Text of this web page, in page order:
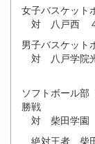
女子バスケット
対 八戸西
男子バスケット
対 八戸学院
ソフトボール
勝戦
対 柴田学園
絶対王者 柴田